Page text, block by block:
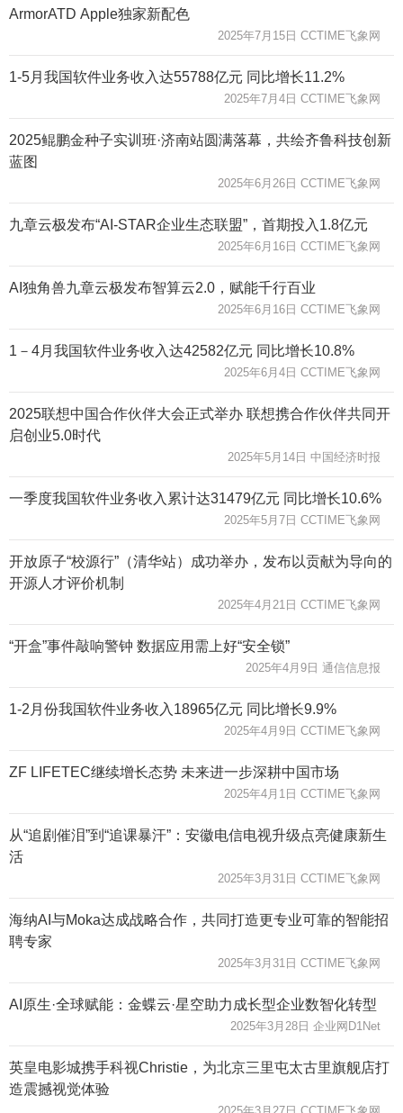
ArmorATD Apple独家新配色
2025年7月15日 CCTIME飞象网
1-5月我国软件业务收入达55788亿元 同比增长11.2%
2025年7月4日 CCTIME飞象网
2025鲲鹏金种子实训班·济南站圆满落幕，共绘齐鲁科技创新
蓝图
2025年6月26日 CCTIME飞象网
九章云极发布“AI-STAR企业生态联盟”，首期投入1.8亿元
2025年6月16日 CCTIME飞象网
AI独角兽九章云极发布智算云2.0，赋能千行百业
2025年6月16日 CCTIME飞象网
1－4月我国软件业务收入达42582亿元 同比增长10.8%
2025年6月4日 CCTIME飞象网
2025联想中国合作伙伴大会正式举办 联想携合作伙伴共同开
启创业5.0时代
2025年5月14日 中国经济时报
一季度我国软件业务收入累计达31479亿元 同比增长10.6%
2025年5月7日 CCTIME飞象网
开放原子“校源行”（清华站）成功举办，发布以贡献为导向的
开源人才评价机制
2025年4月21日 CCTIME飞象网
“开盒”事件敲响警钟 数据应用需上好“安全锁”
2025年4月9日 通信信息报
1-2月份我国软件业务收入18965亿元 同比增长9.9%
2025年4月9日 CCTIME飞象网
ZF LIFETEC继续增长态势 未来进一步深耕中国市场
2025年4月1日 CCTIME飞象网
从“追剧催泪”到“追课暴汗”：安徽电信电视升级点亮健康新生
活
2025年3月31日 CCTIME飞象网
海纳AI与Moka达成战略合作，共同打造更专业可靠的智能招
聘专家
2025年3月31日 CCTIME飞象网
AI原生·全球赋能：金蝶云·星空助力成长型企业数智化转型
2025年3月28日 企业网D1Net
英皇电影城携手科视Christie，为北京三里屯太古里旗舰店打
造震撼视觉体验